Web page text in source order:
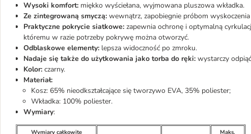
Wysoki komfort: miękko wyściełana, wyjmowana pluszowa wkładka.
Ze zintegrowaną smyczą: wewnątrz, zapobiegnie próbom
Praktyczne pokrycie siatkowe: zapewnia ochronę i optymalną
któremu w razie potrzeby pokrywę można otworzyć.
Odblaskowe elementy: lepsza widoczność po zmroku.
Nadaje się także do użytkowania jako torba do ręki: wystarczy
Kolor: czarny.
Materiał:
Kosz: 65% nieodkształcające się tworzywo EVA, 35% poliester;
Wkładka: 100% poliester.
Wymiary:
Wymiary całkowite
Maks.